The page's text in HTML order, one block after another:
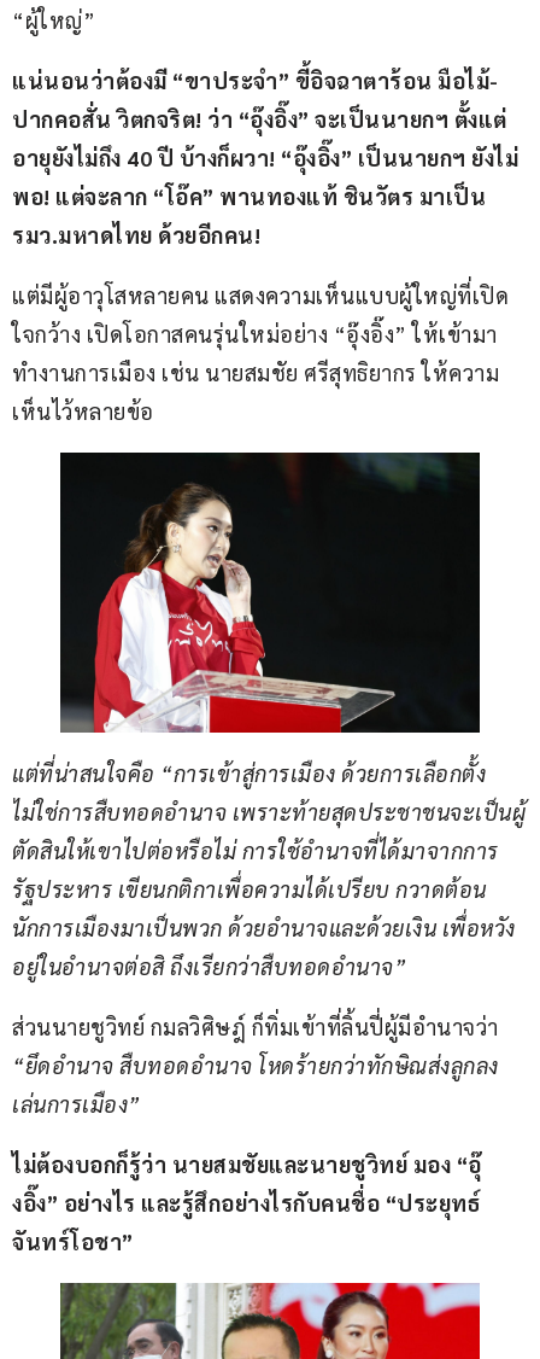
“ผู้ใหญ่”
แน่นอนว่าต้องมี “ขาประจำ” ขี้อิจฉาตาร้อน มือไม้-
ปากคอสั่น วิตกจริต! ว่า “อุ๊งอิ๊ง” จะเป็นนายกฯ ตั้งแต่
อายุยังไม่ถึง 40 ปี บ้างก็ผวา! “อุ๊งอิ๊ง” เป็นนายกฯ ยังไม่
พอ! แต่จะลาก “โอ๊ค” พานทองแท้ ชินวัตร มาเป็น
รมว.มหาดไทย ด้วยอีกคน!
แต่มีผู้อาวุโสหลายคน แสดงความเห็นแบบผู้ใหญ่ที่เปิด
ใจกว้าง เปิดโอกาสคนรุ่นใหม่อย่าง “อุ๊งอิ๊ง” ให้เข้ามา
ทำงานการเมือง เช่น นายสมชัย ศรีสุทธิยากร ให้ความ
เห็นไว้หลายข้อ
แต่ที่น่าสนใจคือ “การเข้าสู่การเมือง ด้วยการเลือกตั้ง
ไม่ใช่การสืบทอดอำนาจ เพราะท้ายสุดประชาชนจะเป็นผู้
ตัดสินให้เขาไปต่อหรือไม่ การใช้อำนาจที่ได้มาจากการ
รัฐประหาร เขียนกติกาเพื่อความได้เปรียบ กวาดต้อน
นักการเมืองมาเป็นพวก ด้วยอำนาจและด้วยเงิน เพื่อหวัง
อยู่ในอำนาจต่อสิ ถึงเรียกว่าสืบทอดอำนาจ”
ส่วนนายชูวิทย์ กมลวิศิษฎ์ ก็ทิ่มเข้าที่ลิ้นปี่ผู้มีอำนาจว่า
“ยึดอำนาจ สืบทอดอำนาจ โหดร้ายกว่าทักษิณส่งลูกลง
เล่นการเมือง”
ไม่ต้องบอกก็รู้ว่า นายสมชัยและนายชูวิทย์ มอง “อุ๊
งอิ๊ง” อย่างไร และรู้สึกอย่างไรกับคนชื่อ “ประยุทธ์
จันทร์โอชา”